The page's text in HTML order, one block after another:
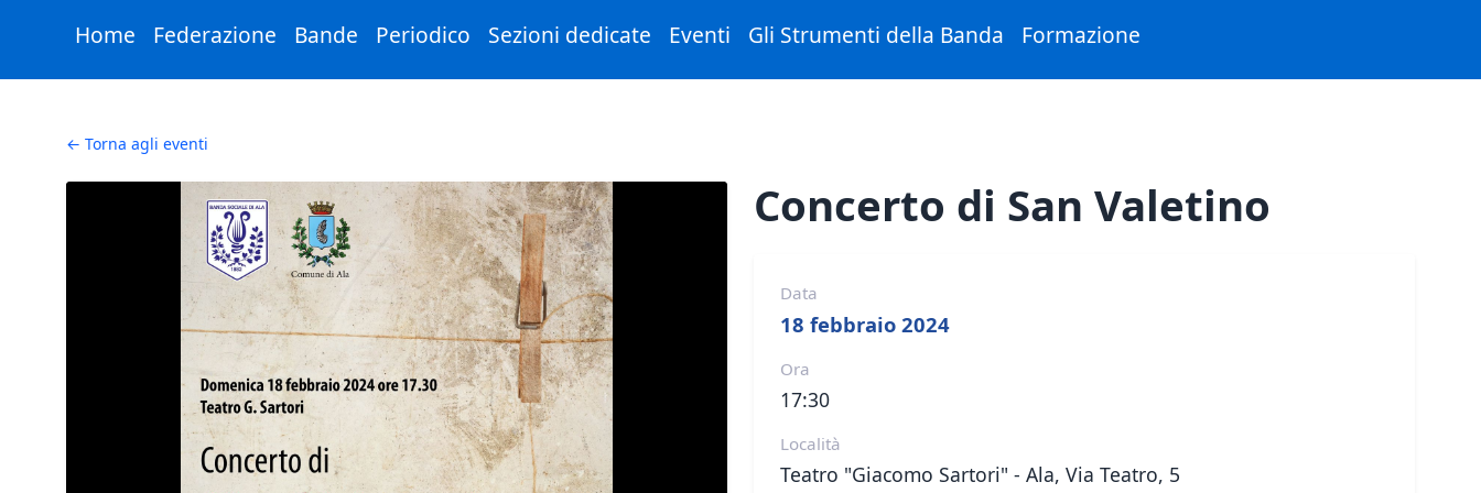
Home Federazione Bande Periodico Sezioni dedicate Eventi Gli Strumenti della Banda Formazione
← Torna agli eventi
Concerto di San Valetino
Data
18 febbraio 2024
Ora
17:30
Località
Teatro "Giacomo Sartori" - Ala, Via Teatro, 5